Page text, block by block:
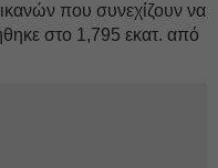
που συνεχίζουν να
στο 1,795 εκατ. από